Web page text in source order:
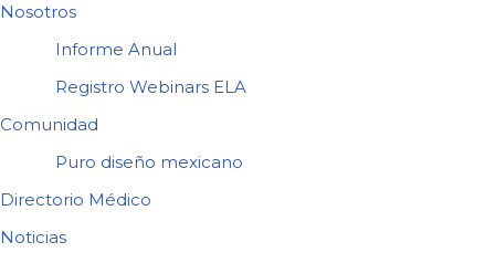
Nosotros
Informe Anual
Registro Webinars ELA
Comunidad
Puro diseño mexicano
Directorio Médico
Noticias